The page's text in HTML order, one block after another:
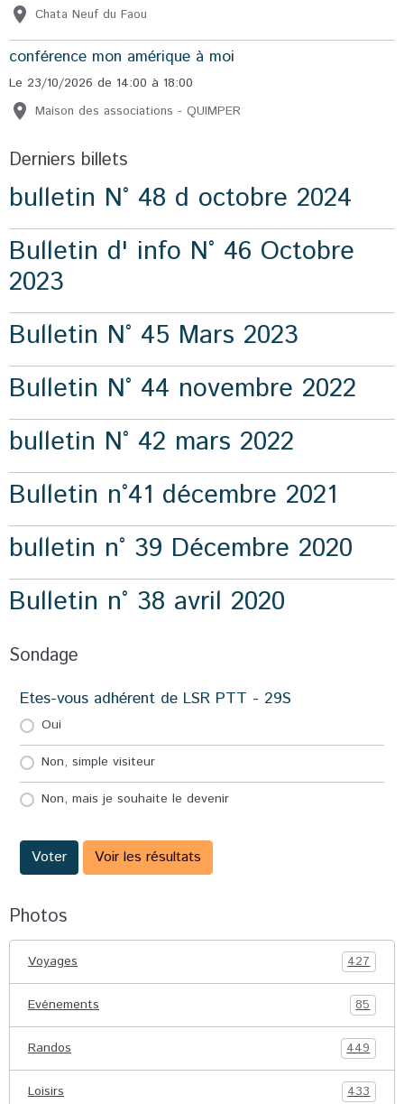
Chata Neuf du Faou
conférence mon amérique à moi
Le 23/10/2026 de 14:00 à 18:00
Maison des associations - QUIMPER
Derniers billets
bulletin N° 48 d octobre 2024
Bulletin d' info N° 46 Octobre
2023
Bulletin N° 45 Mars 2023
Bulletin N° 44 novembre 2022
bulletin N° 42 mars 2022
Bulletin n°41 décembre 2021
bulletin n° 39 Décembre 2020
Bulletin n° 38 avril 2020
Sondage
Etes-vous adhérent de LSR PTT - 29S
Oui
Non, simple visiteur
Non, mais je souhaite le devenir
Voter Voir les résultats
Photos
Voyages 427
Evénements 85
Randos 449
Loisirs 433